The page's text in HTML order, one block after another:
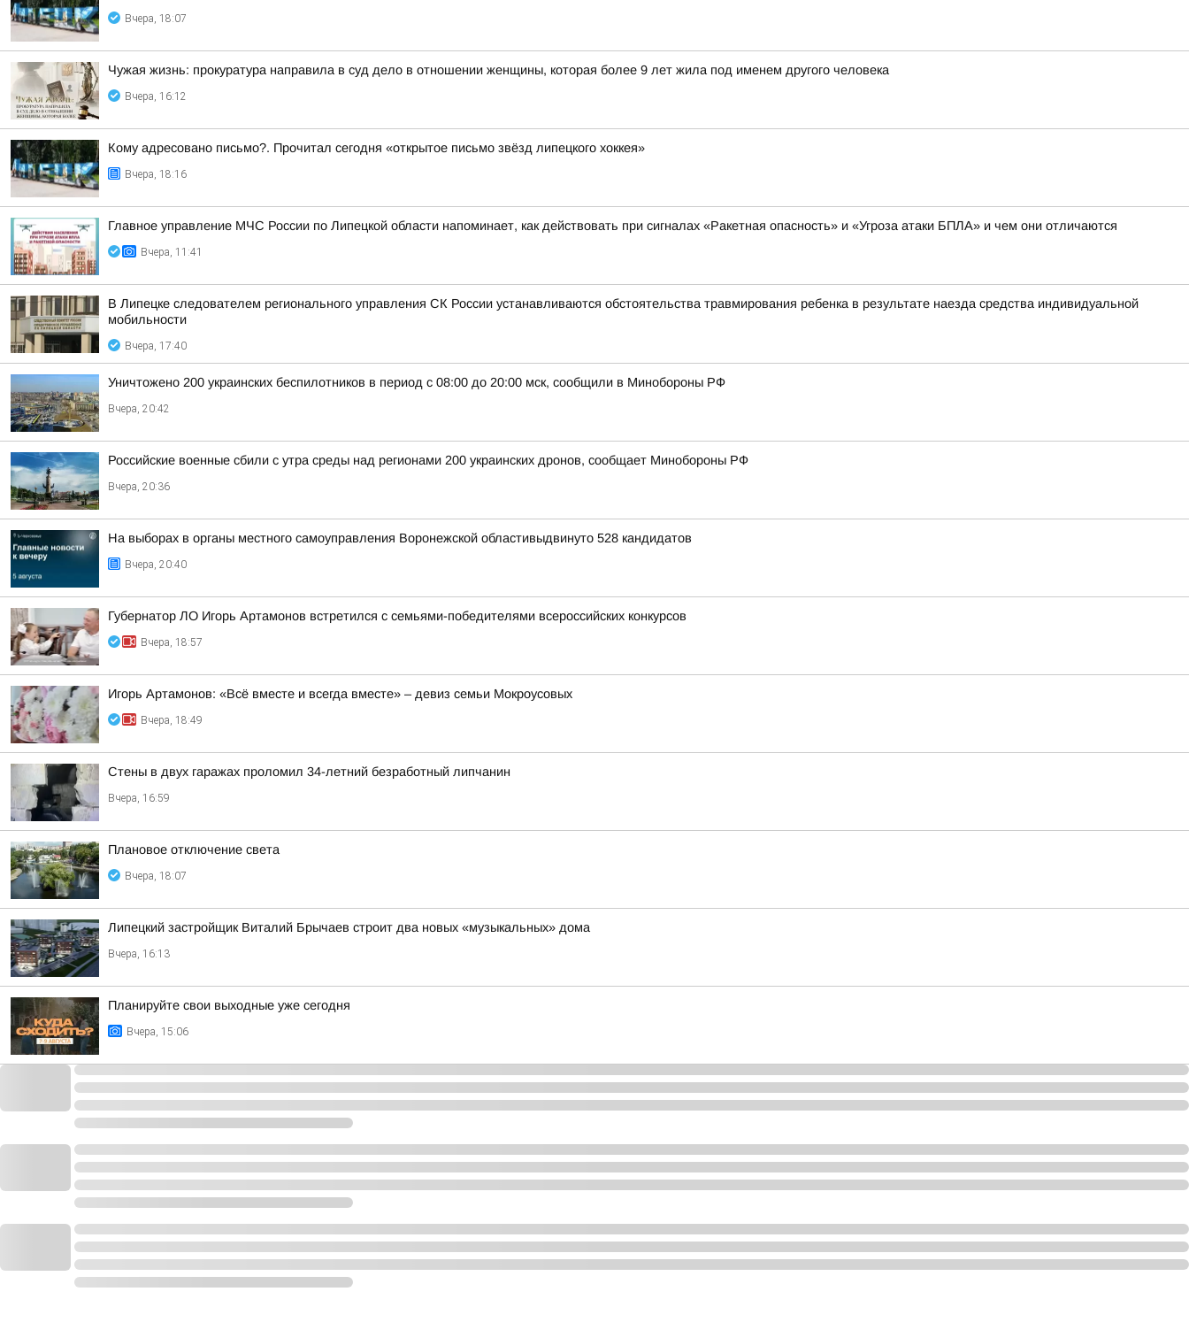
Вчера, 18:07
Чужая жизнь: прокуратура направила в суд дело в отношении женщины, которая более 9 лет жила под именем другого человека
Вчера, 16:12
Кому адресовано письмо?. Прочитал сегодня «открытое письмо звёзд липецкого хоккея»
Вчера, 18:16
Главное управление МЧС России по Липецкой области напоминает, как действовать при сигналах «Ракетная опасность» и «Угроза атаки БПЛА» и чем они отличаются
Вчера, 11:41
В Липецке следователем регионального управления СК России устанавливаются обстоятельства травмирования ребенка в результате наезда средства индивидуальной
мобильности
Вчера, 17:40
Уничтожено 200 украинских беспилотников в период с 08:00 до 20:00 мск, сообщили в Минобороны РФ
Вчера, 20:42
Российские военные сбили с утра среды над регионами 200 украинских дронов, сообщает Минобороны РФ
Вчера, 20:36
На выборах в органы местного самоуправления Воронежской областивыдвинуто 528 кандидатов
Вчера, 20:40
Губернатор ЛО Игорь Артамонов встретился с семьями-победителями всероссийских конкурсов
Вчера, 18:57
Игорь Артамонов: «Всё вместе и всегда вместе» – девиз семьи Мокроусовых
Вчера, 18:49
Стены в двух гаражах проломил 34-летний безработный липчанин
Вчера, 16:59
Плановое отключение света
Вчера, 18:07
Липецкий застройщик Виталий Брычаев строит два новых «музыкальных» дома
Вчера, 16:13
Планируйте свои выходные уже сегодня
Вчера, 15:06